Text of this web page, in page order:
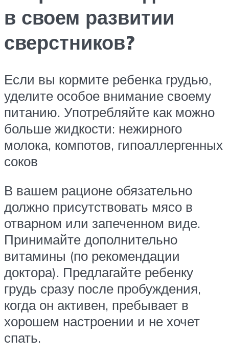
в своем развитии
сверстников?
Если вы кормите ребенка грудью,
уделите особое внимание своему
питанию. Употребляйте как можно
больше жидкости: нежирного
молока, компотов, гипоаллергенных
соков
В вашем рационе обязательно
должно присутствовать мясо в
отварном или запеченном виде.
Принимайте дополнительно
витамины (по рекомендации
доктора). Предлагайте ребенку
грудь сразу после пробуждения,
когда он активен, пребывает в
хорошем настроении и не хочет
спать.